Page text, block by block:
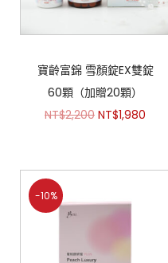
寶齡富錦 雪顏錠EX雙錠
60顆（加贈20顆）
NT$2,200 NT$1,980
-10%